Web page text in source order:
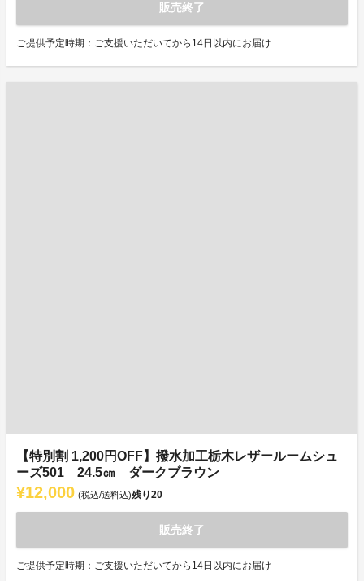
販売終了
ご提供予定時期：ご支援いただいてから14日以内にお届け
【特別割 1,200円OFF】撥水加工栃木レザールームシュ
ーズ501 24.5㎝ ダークブラウン
¥12,000 (税込/送料込)残り20
販売終了
ご提供予定時期：ご支援いただいてから14日以内にお届け